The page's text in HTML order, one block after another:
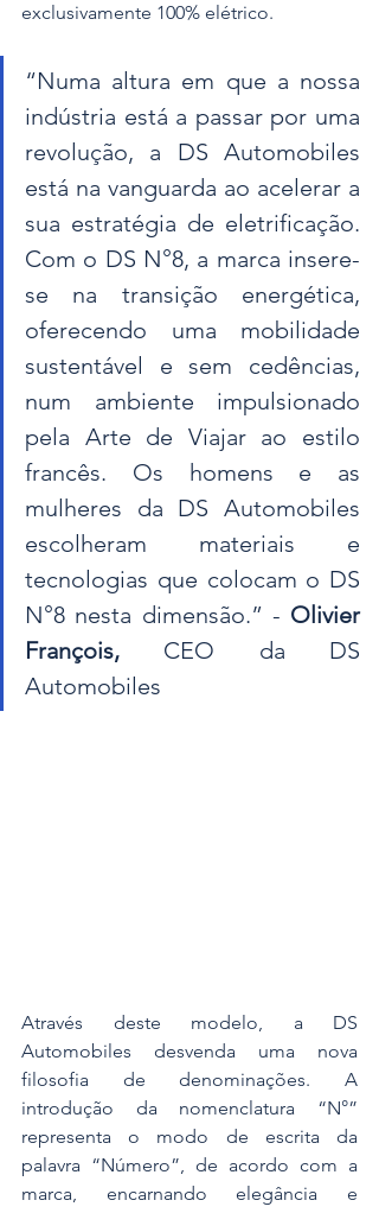
exclusivamente 100% elétrico.
“Numa altura em que a nossa
indústria está a passar por uma
revolução, a DS Automobiles
está na vanguarda ao acelerar a
sua estratégia de eletrificação.
Com o DS N°8, a marca insere-
se na transição energética,
oferecendo uma mobilidade
sustentável e sem cedências,
num ambiente impulsionado
pela Arte de Viajar ao estilo
francês. Os homens e as
mulheres da DS Automobiles
escolheram materiais e
tecnologias que colocam o DS
N°8 nesta dimensão.” - Olivier
François, CEO da DS
Automobiles
Através deste modelo, a DS
Automobiles desvenda uma nova
filosofia de denominações. A
introdução da nomenclatura “N°”
representa o modo de escrita da
palavra “Número”, de acordo com a
marca, encarnando elegância e